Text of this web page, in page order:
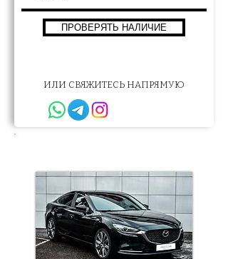
ПРОВЕРЯТЬ НАЛИЧИЕ
ИЛИ СВЯЖИТЕСЬ НАПРЯМУЮ